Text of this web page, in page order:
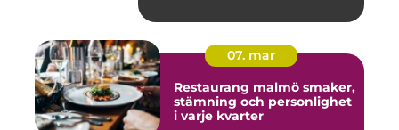
07. mar
Restaurang malmö smaker,
stämning och personlighet
i varje kvarter